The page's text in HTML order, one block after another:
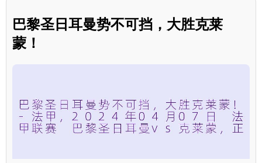
巴黎圣日耳曼势不可挡，大胜克莱
蒙！